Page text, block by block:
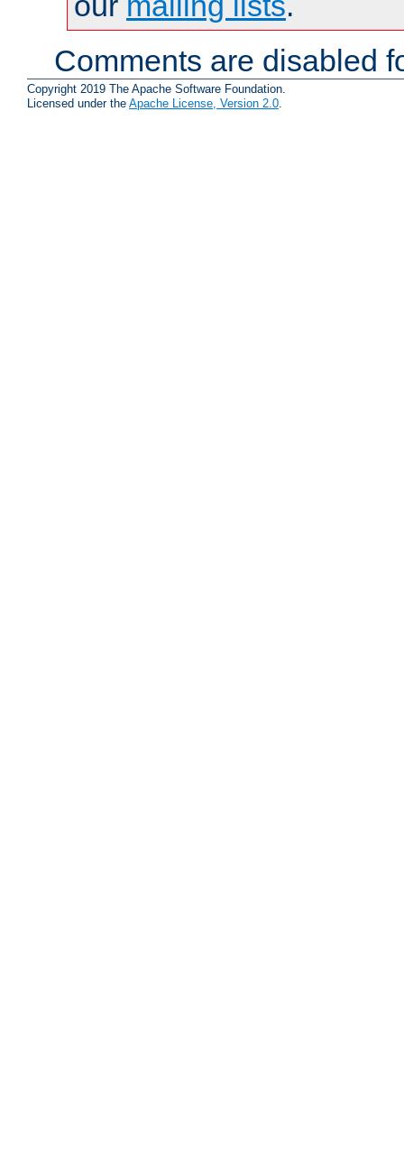
Comments are disabled
Copyright 2019 The Apache Software Foundation.
Licensed under the Apache License, Version 2.0.